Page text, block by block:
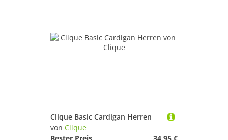
Clique Basic Cardigan Herren
von Clique